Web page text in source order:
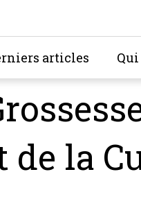
articles
de la